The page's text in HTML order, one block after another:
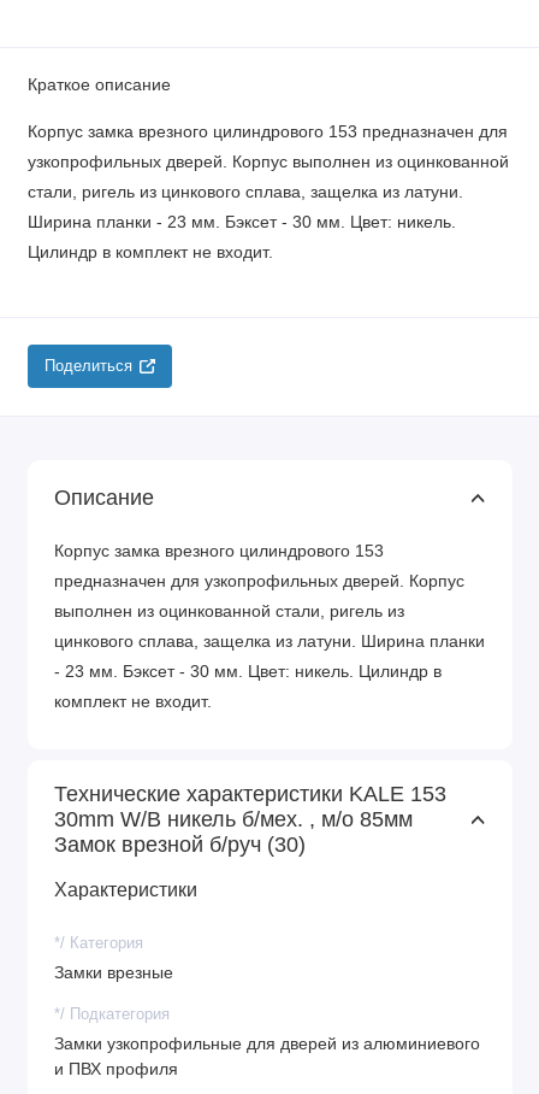
Краткое описание
Корпус замка врезного цилиндрового 153 предназначен для
узкопрофильных дверей. Корпус выполнен из оцинкованной
стали, ригель из цинкового сплава, защелка из латуни.
Ширина планки - 23 мм. Бэксет - 30 мм. Цвет: никель.
Цилиндр в комплект не входит.
Поделиться
Описание
Корпус замка врезного цилиндрового 153
предназначен для узкопрофильных дверей. Корпус
выполнен из оцинкованной стали, ригель из
цинкового сплава, защелка из латуни. Ширина планки
- 23 мм. Бэксет - 30 мм. Цвет: никель. Цилиндр в
комплект не входит.
Технические характеристики KALE 153
30mm W/B никель б/мех. , м/о 85мм
Замок врезной б/руч (30)
Характеристики
*/ Категория
Замки врезные
*/ Подкатегория
Замки узкопрофильные для дверей из алюминиевого
и ПВХ профиля